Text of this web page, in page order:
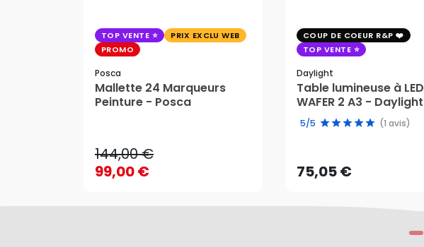
TOP VENTE
PRIX EXCLU WEB
PROMO
Posca
Mallette 24 Marqueurs
Peinture - Posca
144,00 €
99,00 €
144,00 €
COUP DE COEUR R&P
TOP VENTE
Daylight
Table lumineuse à LED
WAFER 2 A3 - Daylight
5/5 (1 avis)
75,05 €
75,05 €